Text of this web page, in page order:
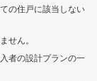
の住戸に該当しない
せん。
者の設計プランの一